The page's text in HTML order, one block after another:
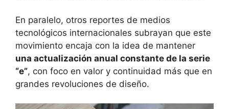
En paralelo, otros reportes de medios
tecnológicos internacionales subrayan que este
movimiento encaja con la idea de mantener
una actualización anual constante de la serie
“e”, con foco en valor y continuidad más que en
grandes revoluciones de diseño.